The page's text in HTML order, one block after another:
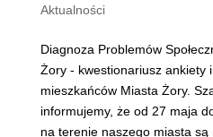
Aktualności
Diagnoza Problemów
Żory - kwestionariusz ankiety
mieszkańców Miasta Żory.
informujemy, że od 27 maja
na terenie naszego miasta